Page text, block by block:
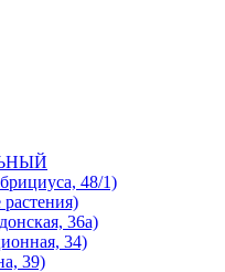
48/1)
36а)
34)
39)